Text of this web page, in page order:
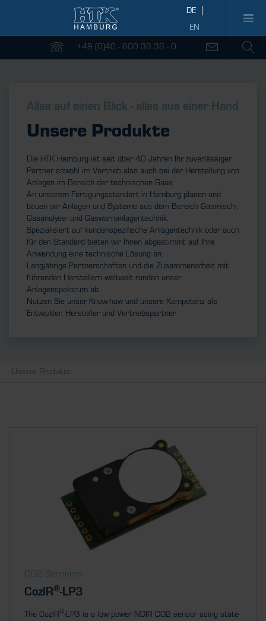
+49 (0)40 - 600 38 38 - 0
Alles auf einen Blick - alles aus einer Hand
Unsere Produkte
Die HTK Hamburg ist seit über 40 Jahren Ihr zuverlässiger
Partner sowohl im Vertrieb also auch bei der Herstellung von
Anlagen im Bereich der technischen Gase.
An unserem Fertigungsstandort in Hamburg planen und
bauen wir Anlagen und Systeme aus dem Bereich Gasmisch-,
Gasanalyse- und Gaswarnanlagentechnik.
Spezialisiert auf kundenspezifische Anlagentechnik oder auch
für den Standard bieten wir Ihnen abgestimmt auf Ihre
Anwendung eine technische Lösung an.
Langjährige Partnerschaften und die Zusammenarbeit mit
führenden Herstellern weltweit runden unser
Anlagenspektrum ab.
Nutzen Sie unser Know-how und unsere Kompetenz als
Entwickler, Hersteller und Vertriebspartner.
Unsere Produkte
CO2 Sensoren
CozIR®-LP3
The CozIR®-LP3 is a low power NDIR CO2 sensor using state-